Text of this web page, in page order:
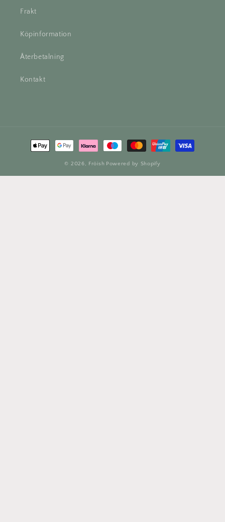
Frakt
Köpinformation
Återbetalning
Kontakt
Betalningsmetoder
© 2026, Fröish Powered by Shopify